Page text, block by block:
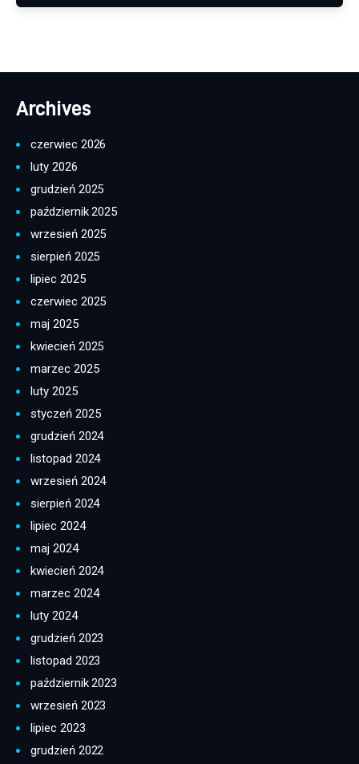
Archives
czerwiec 2026
luty 2026
grudzień 2025
październik 2025
wrzesień 2025
sierpień 2025
lipiec 2025
czerwiec 2025
maj 2025
kwiecień 2025
marzec 2025
luty 2025
styczeń 2025
grudzień 2024
listopad 2024
wrzesień 2024
sierpień 2024
lipiec 2024
maj 2024
kwiecień 2024
marzec 2024
luty 2024
grudzień 2023
listopad 2023
październik 2023
wrzesień 2023
lipiec 2023
grudzień 2022